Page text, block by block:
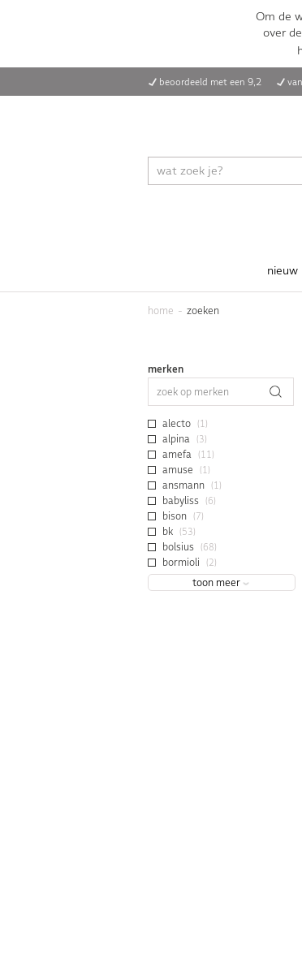
Om de
over
beoordeeld met een 9,2
nieuw
home zoeken
merken
alecto (1)
alpina (3)
amefa (11)
amuse (1)
ansmann (1)
babyliss (6)
bison (7)
bk (53)
bolsius (68)
bormioli (2)
toon meer